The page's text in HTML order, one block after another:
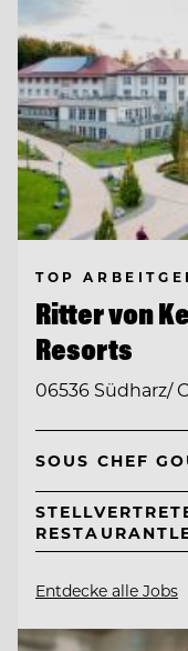
TOP
Ritter von
Resorts
06536 Südharz/
SOUS CHEF
Entdecke alle Jobs